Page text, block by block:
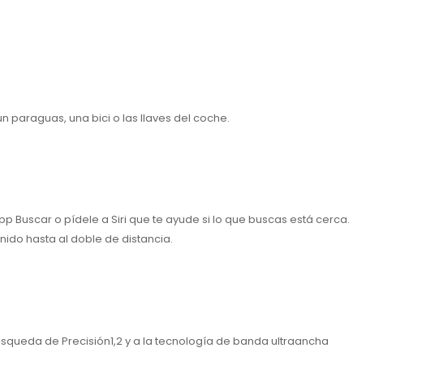
paraguas, una bici o las llaves del coche.
Buscar o pídele a Siri que te ayude si lo que buscas está cerca.
hasta al doble de distancia.
de Precisión1,2 y a la tecnología de banda ultraancha